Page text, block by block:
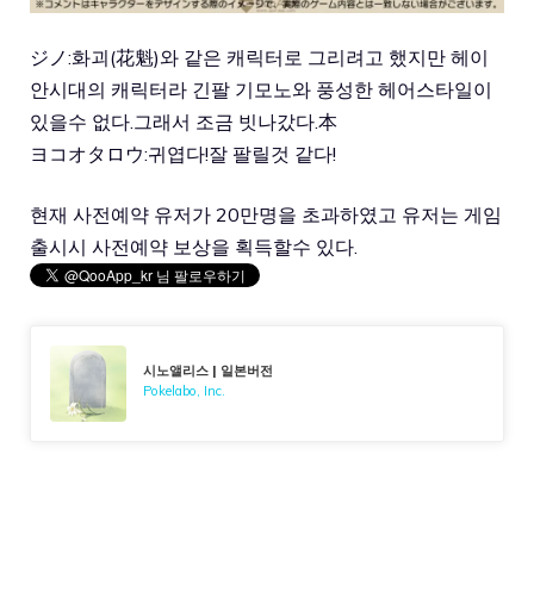
ジノ:화괴(花魁)와 같은 캐릭터로 그리려고 했지만 헤이
안시대의 캐릭터라 긴팔 기모노와 풍성한 헤어스타일이
있을수 없다.그래서 조금 빗나갔다.本
ヨコオタロウ:귀엽다!잘 팔릴것 같다!
현재 사전예약 유저가 20만명을 초과하였고 유저는 게임
출시시 사전예약 보상을 획득할수 있다.
시노앨리스 | 일본버전
Pokelabo, Inc.